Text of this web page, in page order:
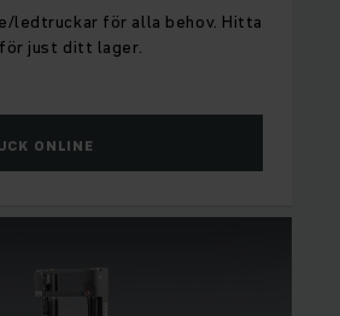
ledtruckar för alla behov. Hitta
just ditt lager.
ONLINE